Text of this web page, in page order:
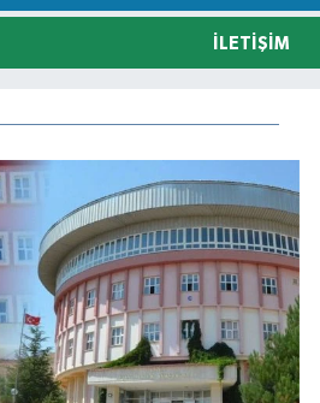
İLETIŞIM